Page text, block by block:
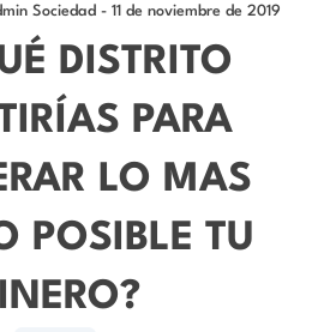
Sociedad - 11 de noviembre de 2019
DISTRITO
PARA
LO MAS
POSIBLE TU